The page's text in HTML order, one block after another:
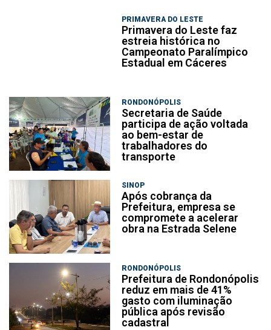
PRIMAVERA DO LESTE
Primavera do Leste faz
estreia histórica no
Campeonato Paralímpico
Estadual em Cáceres
RONDONÓPOLIS
Secretaria de Saúde
participa de ação voltada
ao bem-estar de
trabalhadores do
transporte
SINOP
Após cobrança da
Prefeitura, empresa se
compromete a acelerar
obra na Estrada Selene
RONDONÓPOLIS
Prefeitura de Rondonópolis
reduz em mais de 41%
gasto com iluminação
pública após revisão
cadastral